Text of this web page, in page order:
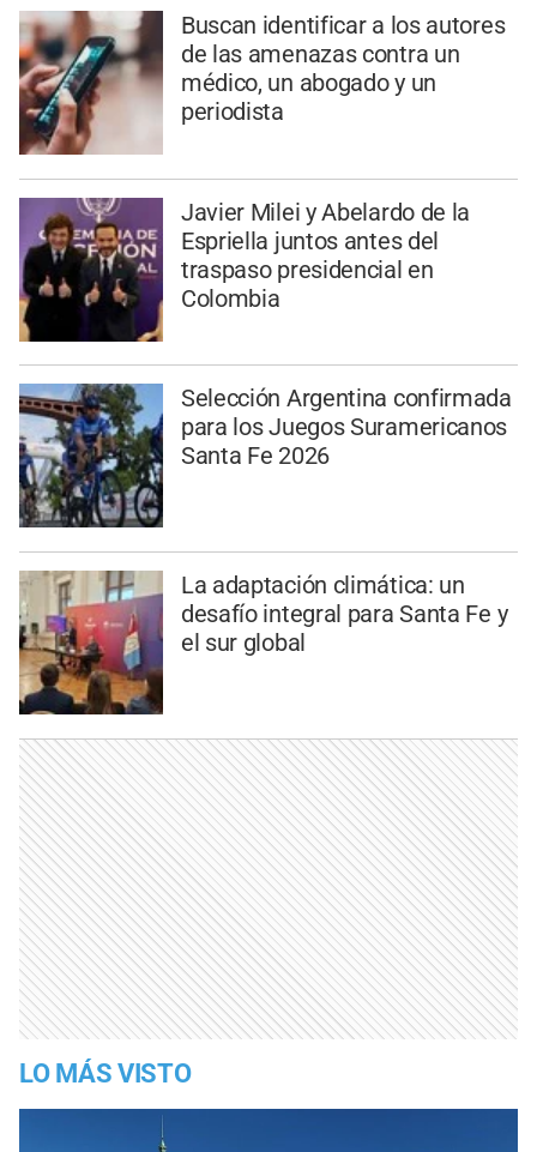
Buscan identificar a los autores
de las amenazas contra un
médico, un abogado y un
periodista
Javier Milei y Abelardo de la
Espriella juntos antes del
traspaso presidencial en
Colombia
Selección Argentina confirmada
para los Juegos Suramericanos
Santa Fe 2026
La adaptación climática: un
desafío integral para Santa Fe y
el sur global
LO MÁS VISTO